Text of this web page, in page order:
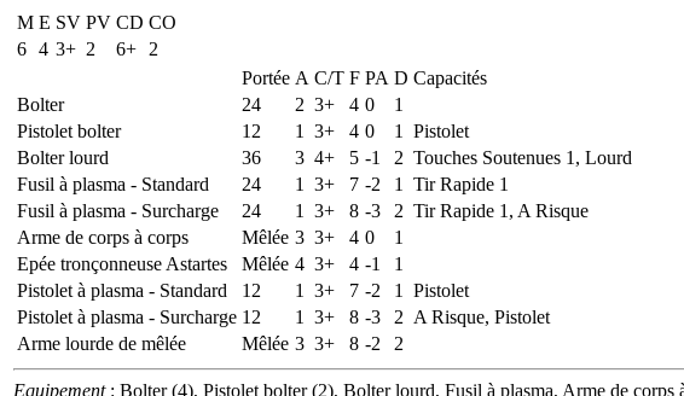
M E SV PV CD CO
6 4 3+ 2 6+
2
Portée A C/T F PA D Capacités
Bolter
24 2 3+ 4 0
1
Pistolet bolter
12 1 3+ 4 0 1
Pistolet
Bolter lourd
36 3 4+ 5 -1 2 Touches Soutenues 1, Lourd
Fusil à plasma - Standard
24 1 3+ 7 -2 1
Tir Rapide 1
Fusil à plasma - Surcharge
24 1 3+ 8 -3 2 Tir Rapide 1, A Risque
Arme de corps à corps
Mêlée 3 3+ 4 0
1
Epée tronçonneuse Astartes
Mêlée 4 3+ 4 -1
1
Pistolet à plasma - Standard
12 1 3+ 7 -2 1
Pistolet
Pistolet à plasma - Surcharge 12 1 3+ 8 -3 2 A Risque, Pistolet
Arme lourde de mêlée
Mêlée 3 3+ 8 -2 2
Equipement: Bolter (4), Pistolet bolter (2), Bolter lourd, Fusil à plasma, Arme de corps